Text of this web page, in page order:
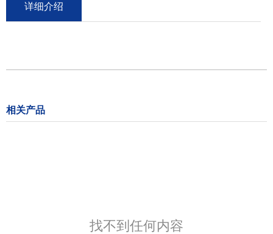
详细介绍
相关产品
找不到任何内容